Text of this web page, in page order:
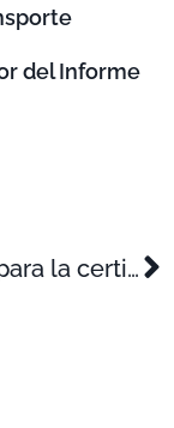
del Informe
Ayudas para la certificación de la I+D+i C. Valenciana